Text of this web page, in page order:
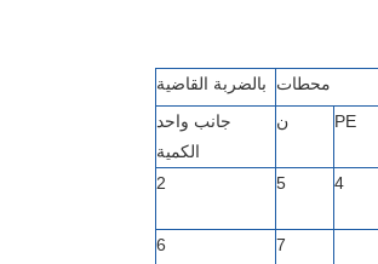
محطات
بالضربة القاضية
PE ن
جانب واحد
الكمية
4
5
2
7
6